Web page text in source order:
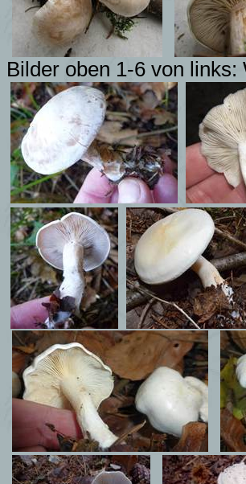
Bilder oben 1-6 von